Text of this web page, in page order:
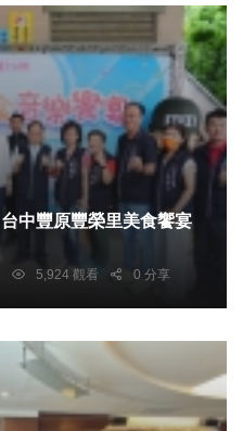
5,924 觀看 0 分享